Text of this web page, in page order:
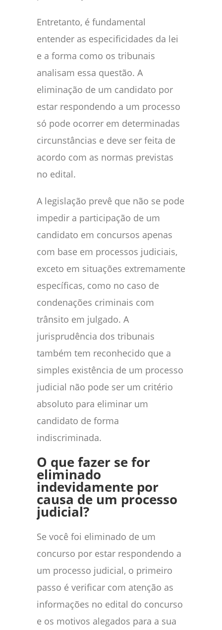
Entretanto, é fundamental
entender as especificidades da lei
e a forma como os tribunais
analisam essa questão. A
eliminação de um candidato por
estar respondendo a um processo
só pode ocorrer em determinadas
circunstâncias e deve ser feita de
acordo com as normas previstas
no edital.
A legislação prevê que não se pode
impedir a participação de um
candidato em concursos apenas
com base em processos judiciais,
exceto em situações extremamente
específicas, como no caso de
condenações criminais com
trânsito em julgado. A
jurisprudência dos tribunais
também tem reconhecido que a
simples existência de um processo
judicial não pode ser um critério
absoluto para eliminar um
candidato de forma
indiscriminada.
O que fazer se for
eliminado
indevidamente por
causa de um processo
judicial?
Se você foi eliminado de um
concurso por estar respondendo a
um processo judicial, o primeiro
passo é verificar com atenção as
informações no edital do concurso
e os motivos alegados para a sua